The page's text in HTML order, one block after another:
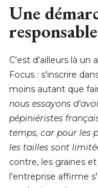
Une
responsable
C'est d'ailleurs là
Focus : s'inscrire
moins autant que
nous essayons
pépiniéristes
temps, car pour les
les tailles sont
contre, les graines
l'entreprise affirme